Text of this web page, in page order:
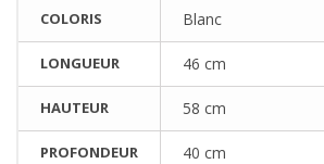
COLORIS Blanc
LONGUEUR 46 cm
HAUTEUR 58 cm
PROFONDEUR 40 cm